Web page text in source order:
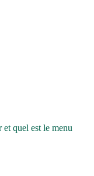
quel est le menu